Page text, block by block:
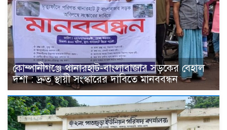
কোম্পানীগঞ্জে থানারহাট-বাংলাবাজার সড়কের বেহাল
দশা : দ্রুত স্থায়ী সংস্কারের দাবিতে মানববন্ধন